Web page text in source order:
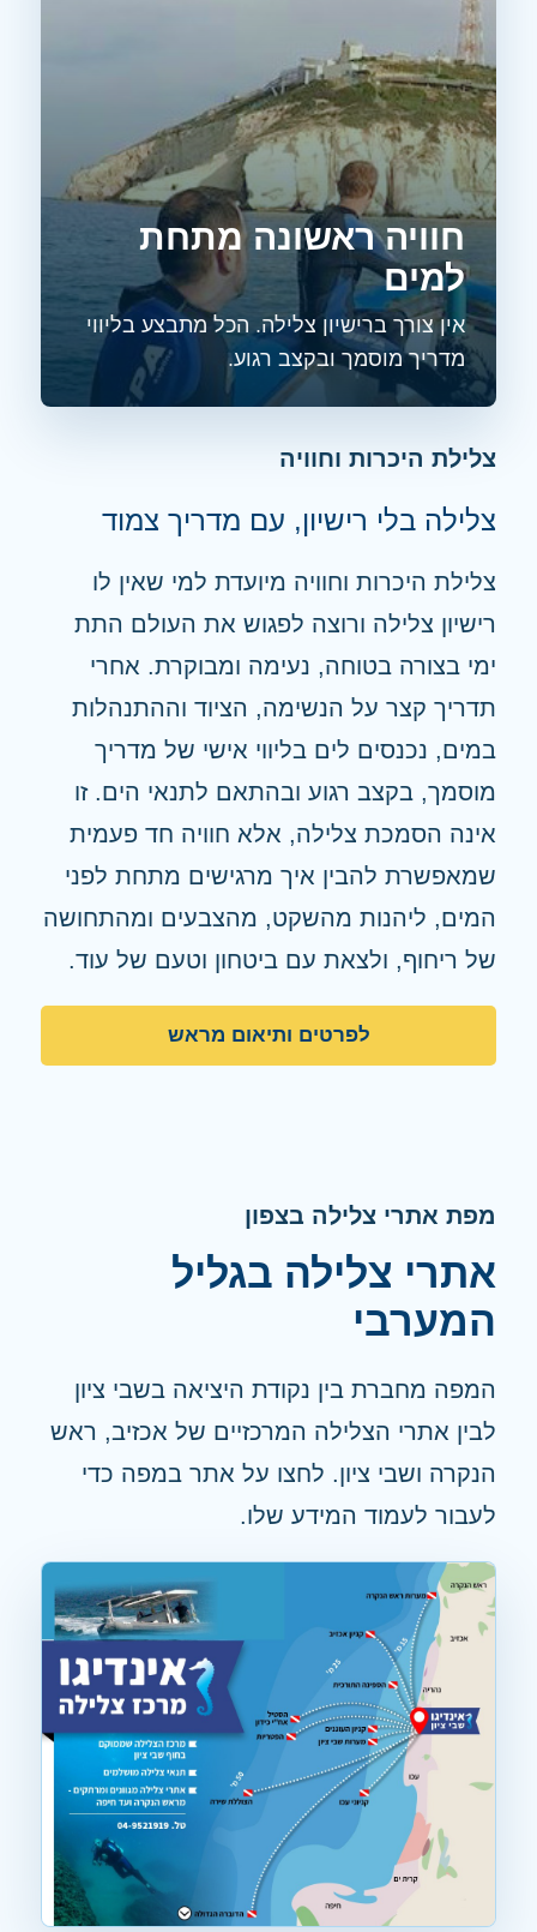
חוויה ראשונה מתחת
למים
אין צורך ברישיון צלילה. הכל מתבצע בליווי
מדריך מוסמך ובקצב רגוע.
צלילת היכרות וחוויה
צלילה בלי רישיון, עם מדריך צמוד
צלילת היכרות וחוויה מיועדת למי שאין לו
רישיון צלילה ורוצה לפגוש את העולם התת
ימי בצורה בטוחה, נעימה ומבוקרת. אחרי
תדריך קצר על הנשימה, הציוד וההתנהלות
במים, נכנסים לים בליווי אישי של מדריך
מוסמך, בקצב רגוע ובהתאם לתנאי הים. זו
אינה הסמכת צלילה, אלא חוויה חד פעמית
שמאפשרת להבין איך מרגישים מתחת לפני
המים, ליהנות מהשקט, מהצבעים ומהתחושה
של ריחוף, ולצאת עם ביטחון וטעם של עוד.
לפרטים ותיאום מראש
מפת אתרי צלילה בצפון
אתרי צלילה בגליל
המערבי
המפה מחברת בין נקודת היציאה בשבי ציון
לבין אתרי הצלילה המרכזיים של אכזיב, ראש
הנקרה ושבי ציון. לחצו על אתר במפה כדי
לעבור לעמוד המידע שלו.